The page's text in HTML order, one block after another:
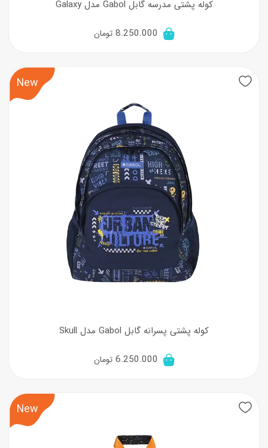
کوله پشتی مدرسه گابل Gabol مدل Galaxy
8.250.000 تومان
New
کوله پشتی پسرانه گابل Gabol مدل Skull
6.250.000 تومان
New